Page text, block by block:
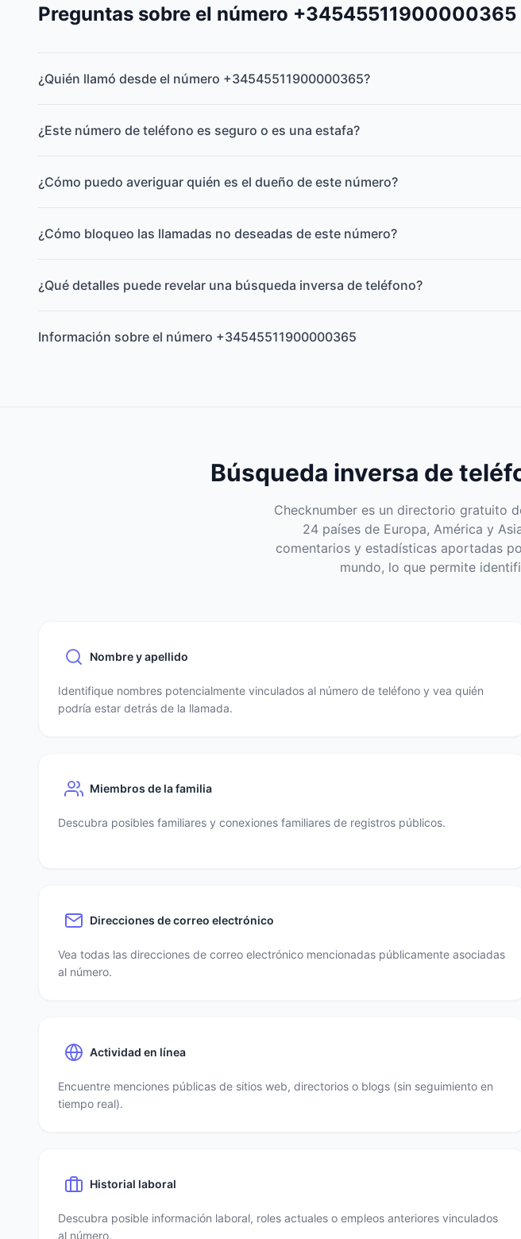
Preguntas sobre el número +34545511900000365
¿Quién llamó desde el número +34545511900000365?
¿Este número de teléfono es seguro o es una estafa?
¿Cómo puedo averiguar quién es el dueño de este número?
¿Cómo bloqueo las llamadas no deseadas de este número?
¿Qué detalles puede revelar una búsqueda inversa de teléfono?
Información sobre el número +34545511900000365
Búsqueda inversa de
Checknumber es un directorio gratuito
24 países de Europa, América y
comentarios y estadísticas aportadas
mundo, lo que permite
Nombre y apellido
Identifique nombres potencialmente vinculados al número de teléfono y vea quién
podría estar detrás de la llamada.
Miembros de la familia
Descubra posibles familiares y conexiones familiares de registros públicos.
Direcciones de correo electrónico
Vea todas las direcciones de correo electrónico mencionadas públicamente asociadas
al número.
Actividad en línea
Encuentre menciones públicas de sitios web, directorios o blogs (sin seguimiento en
tiempo real).
Historial laboral
Descubra posible información laboral, roles actuales o empleos anteriores vinculados
al número.